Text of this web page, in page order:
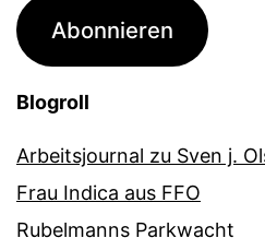
Adresse
Abonnieren
Blogroll
Arbeitsjournal zu Sven j.
Frau Indica aus FFO
Rubelmanns Parkwacht